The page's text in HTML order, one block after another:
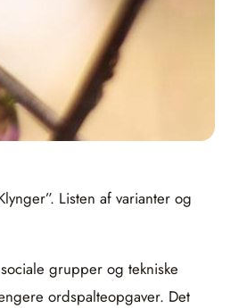
Listen af varianter og
grupper og tekniske
ordspalteopgaver. Det